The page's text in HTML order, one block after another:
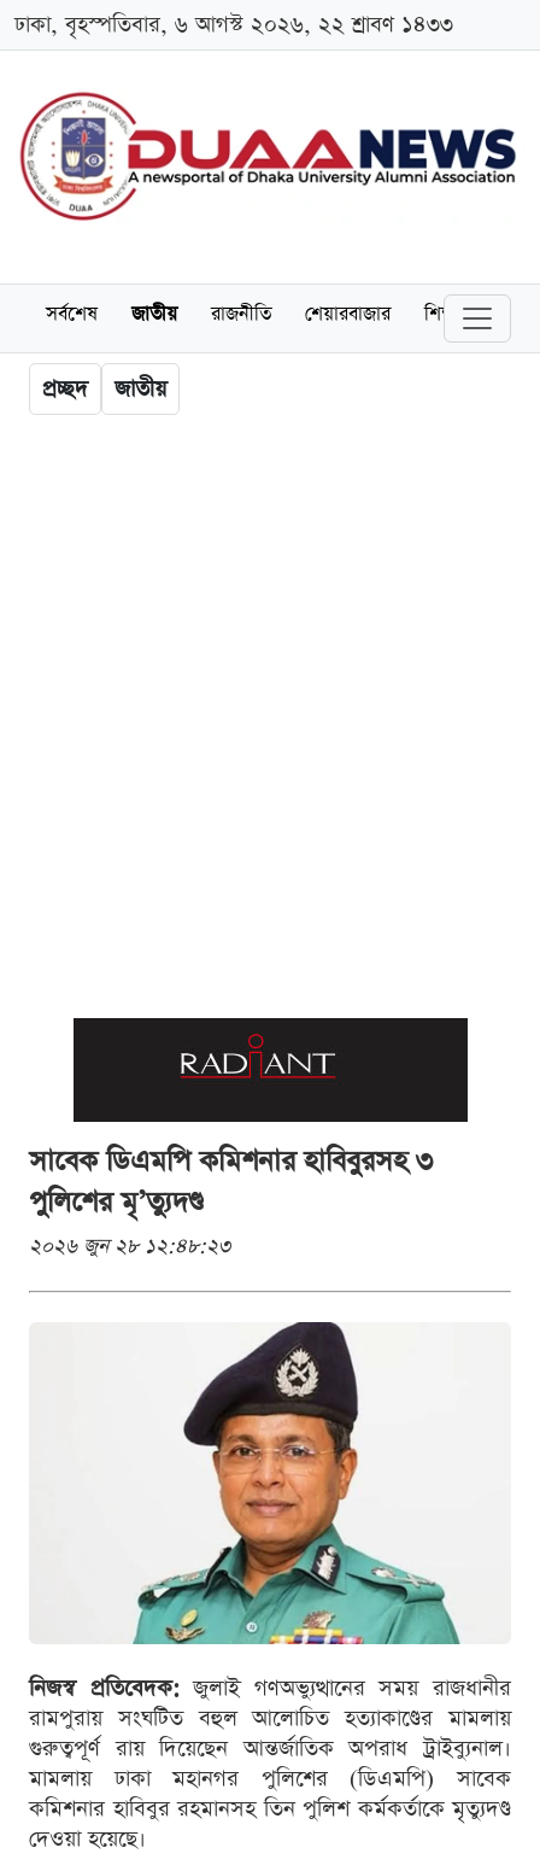
ঢাকা, বৃহস্পতিবার, ৬ আগস্ট ২০২৬, ২২ শ্রাবণ ১৪৩৩
সর্বশেষ জাতীয় রাজনীতি শেয়ারবাজার শিক্ষা
প্রচ্ছদ জাতীয়
সাবেক ডিএমপি কমিশনার হাবিবুরসহ ৩
পুলিশের মৃ’ত্যুদণ্ড
২০২৬ জুন ২৮ ১২:৪৮:২৩
নিজস্ব প্রতিবেদক:জুলাই গণঅভ্যুত্থানের সময় রাজধানীর
রামপুরায় সংঘটিত বহুল আলোচিত হত্যাকাণ্ডের মামলায়
গুরুত্বপূর্ণ রায় দিয়েছেন আন্তর্জাতিক অপরাধ ট্রাইব্যুনাল।
মামলায় ঢাকা মহানগর পুলিশের (ডিএমপি) সাবেক
কমিশনার হাবিবুর রহমানসহ তিন পুলিশ কর্মকর্তাকে মৃত্যুদণ্ড
দেওয়া হয়েছে।